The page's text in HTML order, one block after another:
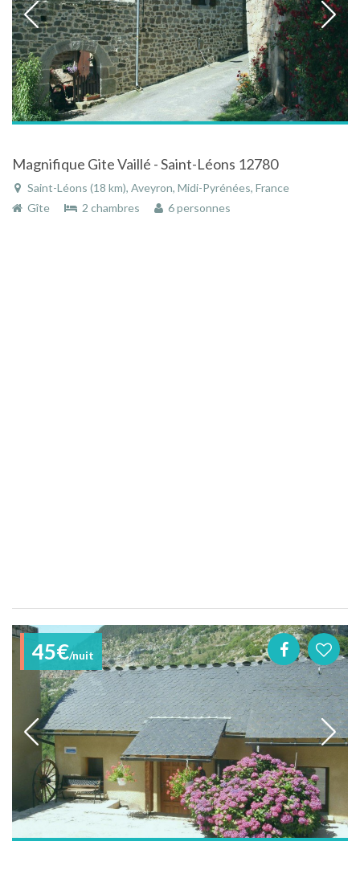
Magnifique Gite Vaillé - Saint-Léons 12780
Saint-Léons (18 km), Aveyron, Midi-Pyrénées, France
Gîte
2 chambres 6 personnes
45€/nuit